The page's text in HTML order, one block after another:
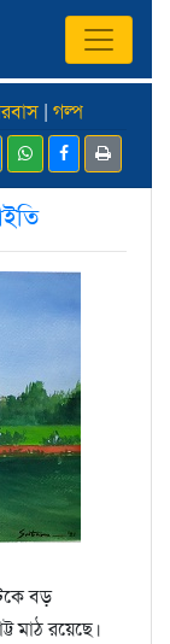
| গল্প
বড়
মাঠ রয়েছে।